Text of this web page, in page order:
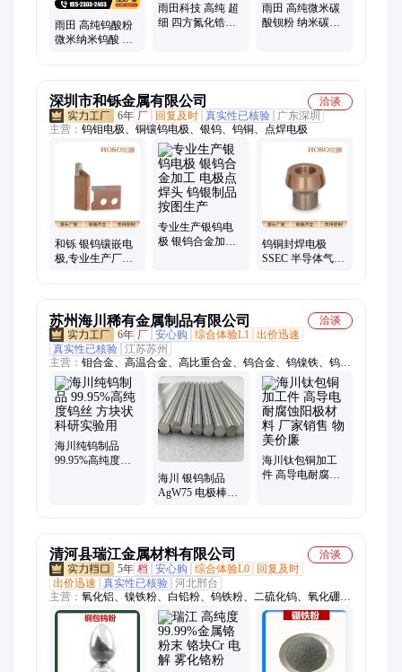
雨田 高纯钨酸粉
微米纳米钨酸 钨
雨田科技 高纯 超
细 四方氮化锆
雨田 高纯微米碳
酸钡粉 纳米碳酸
深圳市和铄金属有限公司
洽谈
6年 厂 回复及时 真实性已核验
广东深圳
主营： 钨钼电极、铜镶钨电极、银钨、钨铜、点焊电极
和铄 银钨镶嵌电
极,专业生产厂家
专业生产银钨电
极 银钨合金加工
钨铜封焊电极
SSEC 半导体气密
苏州海川稀有金属制品有限公司
洽谈
6年 厂 安心购 综合体验L1 出价迅速
真实性已核验 江苏苏州
主营： 钼合金、高温合金、高比重合金、钨合金、钨镍铁、钨镍
铜、银钨合金、钨铜合金、钨铼丝、TC4钛合金、ta2纯钛棒、
AZ31镁合金、镁合金az91d、镍钛合金、司太立、钴铬钼、金属
镓、镓铟锡合金、镍基合金、TZM钼合金、巴氏合金、稀有金
属、可伐合金、铝中间合金、低熔点合金
海川纯钨制品
99.95%高纯度钨
海川 银钨制品
AgW75 电极棒
海川钛包铜加工
件 高导电耐腐蚀
清河县瑞江金属材料有限公司
洽谈
5年 档 安心购 综合体验L0
回复及时
出价迅速
真实性已核验 河北邢台
主营： 氧化铝、镍铁粉、白铅粉、钨铁粉、二硫化钨、氧化硼、
锰铁粉、硅铁粉、二氧化锆、氧化钛粉、球形磁粉、雾化铜粉、
钒铁粉末、氧化铋粉、钛铁合金、三氧化钼、氧化镁粉、三氧化
二、氧化钴粉、耐火材料、氧化铬绿、纳米氧化钛、纳米氧化
锌、球形磁铁粉、四氧化三铁